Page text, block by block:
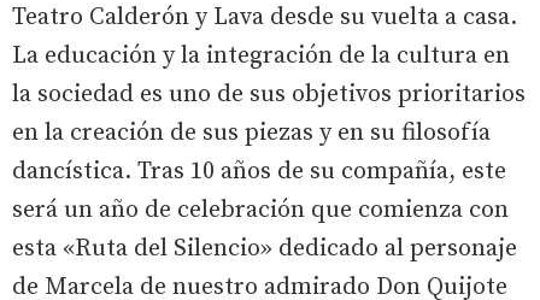
Teatro Calderón y Lava desde su vuelta a casa.
La educación y la integración de la cultura en
la sociedad es uno de sus objetivos prioritarios
en la creación de sus piezas y en su filosofía
dancística. Tras 10 años de su compañía, este
será un año de celebración que comienza con
esta «Ruta del Silencio» dedicado al personaje
de Marcela de nuestro admirado Don Quijote